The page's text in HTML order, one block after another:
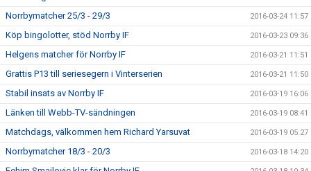
Norrbymatcher 25/3 - 29/3 2016-03-24 11:57
Köp bingolotter, stöd Norrby IF 2016-03-23 09:36
Helgens matcher för Norrby IF 2016-03-21 11:51
Grattis P13 till seriesegern i Vinterserien 2016-03-21 11:50
Stabil insats av Norrby IF 2016-03-19 16:06
Länken till Webb-TV-sändningen 2016-03-19 08:41
Matchdags, välkommen hem Richard Yarsuvat 2016-03-19 05:27
Norrbymatcher 18/3 - 20/3 2016-03-18 14:20